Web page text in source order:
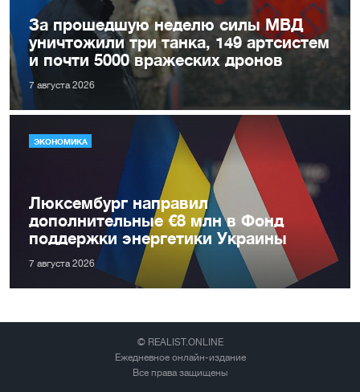
За прошедшую неделю силы МВД
уничтожили три танка, 149 артсистем
и почти 5000 вражеских дронов
7 августа 2026
ЭКОНОМИКА
Люксембург направил
дополнительные €8 млн в Фонд
поддержки энергетики Украины
7 августа 2026
© REALIST.ONLINE
Ежедневное онлайн-издание
Все права защищены